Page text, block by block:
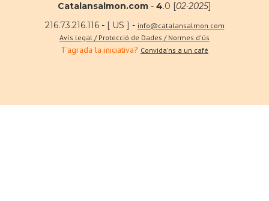
Catalansalmon.com - 4.0 [02·2025]
216.73.216.116 - [ US ] - info@catalansalmon.com
Avís legal / Protecció de Dades / Normes d'ús
T'agrada la iniciativa? Convida'ns a un café